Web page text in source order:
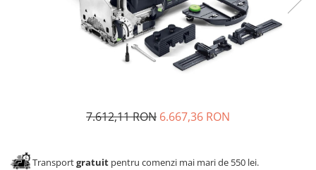
Solutii de curatat & adezivi
Alte accesorii mobila
Alte scule & unelte7.612,11 RON 6.667,36 RON
Transportgratuit pentru comenzi mai mari de 550 lei.